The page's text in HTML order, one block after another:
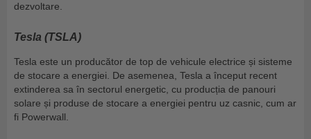
dezvoltare.
Tesla (TSLA)
Tesla este un producător de top de vehicule electrice și sisteme
de stocare a energiei. De asemenea, Tesla a început recent
extinderea sa în sectorul energetic, cu producția de panouri
solare și produse de stocare a energiei pentru uz casnic, cum ar
fi Powerwall.